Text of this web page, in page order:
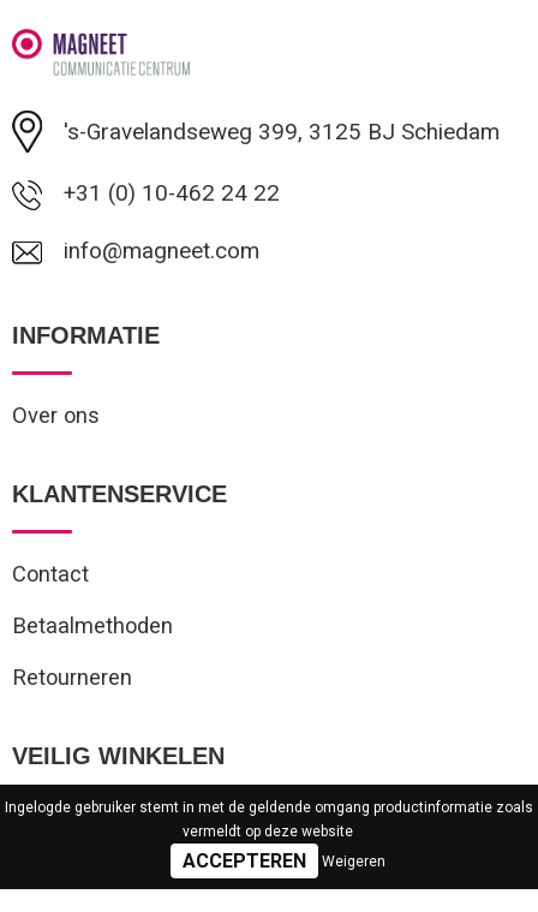
's-Gravelandseweg 399, 3125 BJ Schiedam
+31 (0) 10-462 24 22
info@magneet.com
INFORMATIE
Over ons
KLANTENSERVICE
Contact
Betaalmethoden
Retourneren
VEILIG WINKELEN
Algemene voorwaarden
Privacyverklaring
Ingelogde gebruiker stemt in met de geldende omgang productinformatie zoals
vermeldt op deze website
Weigeren